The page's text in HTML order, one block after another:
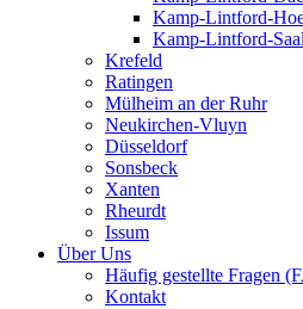
Kamp-Lintford-
Kamp-Lintford-
Krefeld
Ratingen
Mülheim an der Ruhr
Neukirchen-Vluyn
Düsseldorf
Sonsbeck
Xanten
Rheurdt
Issum
Über Uns
Häufig gestellte Fragen
Kontakt